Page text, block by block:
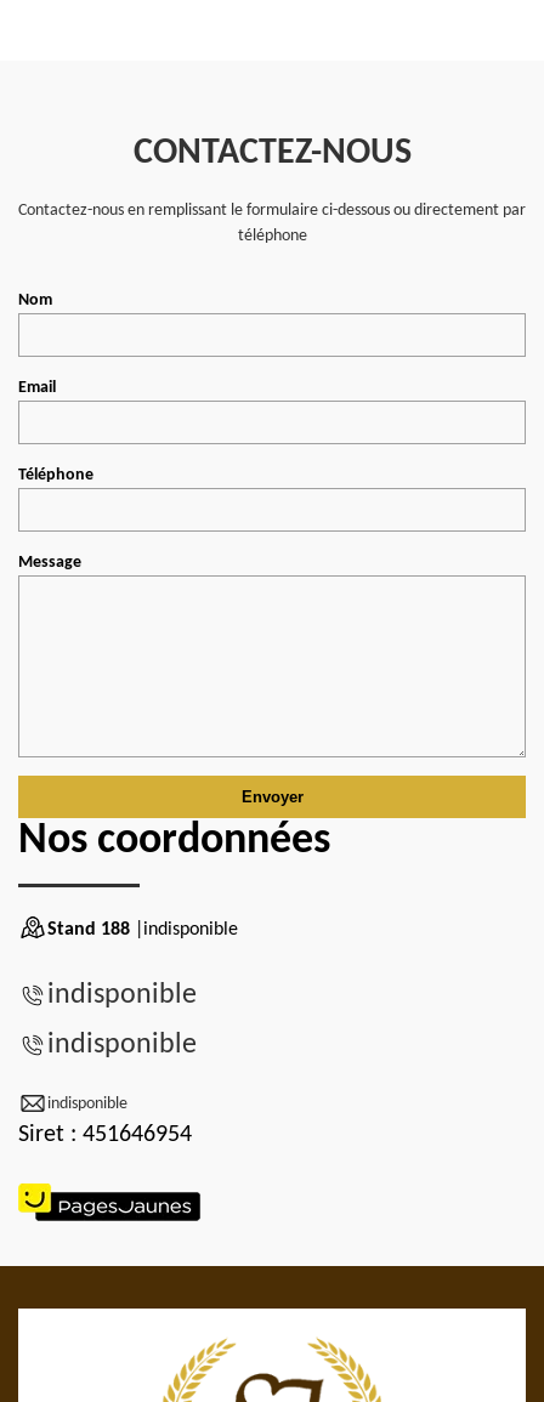
CONTACTEZ-NOUS
Contactez-nous en remplissant le formulaire ci-dessous ou directement par
téléphone
Nom
Email
Téléphone
Message
Nos coordonnées
Stand 188 |indisponible
indisponible
indisponible
indisponible
Siret : 451646954